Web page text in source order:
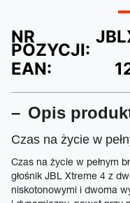
NR
POZYCJI:
EAN:
Opis
Czas na życie w
Czas na życie w pełnym
głośnik JBL Xtreme 4 z
niskotonowymi i dwoma